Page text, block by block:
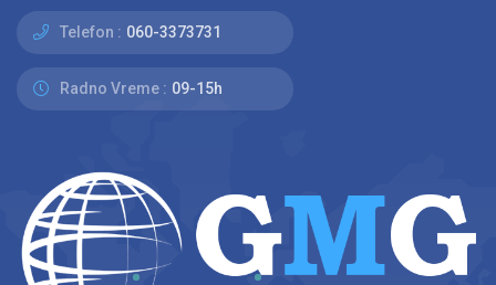
Telefon : 060-3373731
Radno Vreme : 09-15h